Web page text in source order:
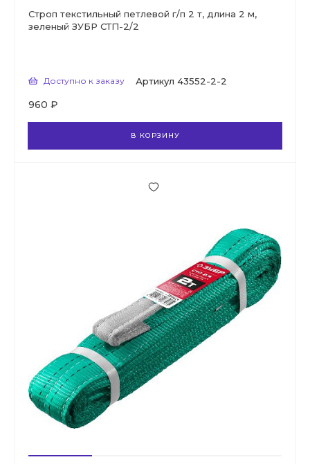
Строп текстильный петлевой г/п 2 т, длина 2 м,
зеленый ЗУБР СТП-2/2
Доступно к заказу Артикул 43552-2-2
960 ₽
В КОРЗИНУ